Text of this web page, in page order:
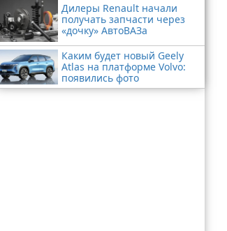
Дилеры Renault начали
получать запчасти через
«дочку» АвтоВАЗа
Каким будет новый Geely
Atlas на платформе Volvo:
появились фото